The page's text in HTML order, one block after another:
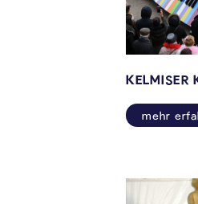
KELMISER
mehr